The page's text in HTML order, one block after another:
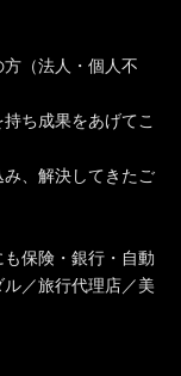
方（法人・個人不
ち成果をあげてこ
み、解決してきたご
保険・銀行・自動
／旅行代理店／美